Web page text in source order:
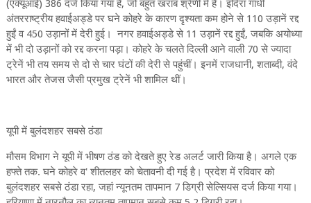
(एक्यूआई) 386 दर्ज किया गया है, जो बहुत खराब श्रेणी में है। इंदिरा गांधी
अंतरराष्ट्रीय हवाईअड्डे पर घने कोहरे के कारण दृश्यता कम होने से 110 उड़ानें रद्द
हुईं व 450 उड़ानों में देरी हुई। नगर हवाईअड्डे से 11 उड़ानें रद्द हुईं, जबकि अयोध्या
में भी दो उड़ानों को रद्द करना पड़ा। कोहरे के चलते दिल्ली आने वाली 70 से ज्यादा
ट्रेनें भी तय समय से दो से चार घंटों की देरी से पहुंचीं। इनमें राजधानी, शताब्दी, वंदे
भारत और तेजस जैसी प्रमुख ट्रेनें भी शामिल थीं।
यूपी में बुलंदशहर सबसे ठंडा
मौसम विभाग ने यूपी में भीषण ठंड को देखते हुए रेड अलर्ट जारी किया है। अगले एक
हफ्ते तक. घने कोहरे व' शीतलहर को चेतावनी दी गई है। प्रदेश में रविवार को
बुलंदशहर सबसे ठंडा रहा, जहां न्यूनतम तापमान 7 डिग्री सेल्सियस दर्ज किया गया।